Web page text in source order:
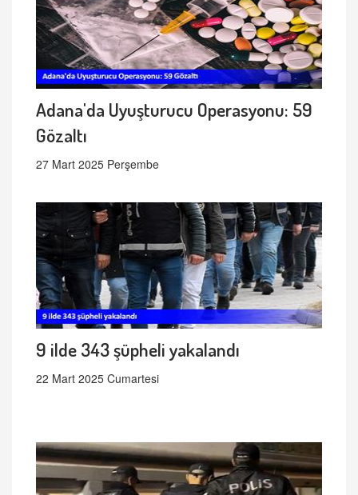
Adana'da Uyuşturucu Operasyonu: 59
Gözaltı
27 Mart 2025 Perşembe
9 ilde 343 şüpheli yakalandı
22 Mart 2025 Cumartesi